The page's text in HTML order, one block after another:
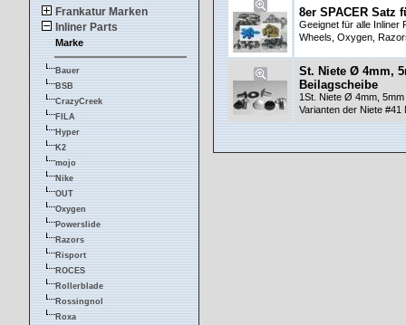
Frankatur Marken
Inliner Parts
Marke
Bauer
BSB
CrazyCreek
FILA
Hyper
K2
mojo
Nike
OUT
Oxygen
Powerslide
Razors
Risport
ROCES
Rollerblade
Rossingnol
Roxa
8er SPACER Satz
Geeignet für alle Inliner
Wheels, Oxygen,
St. Niete Ø 4mm,
Beilagscheibe
1St. Niete Ø 4mm,
Varianten der Niete